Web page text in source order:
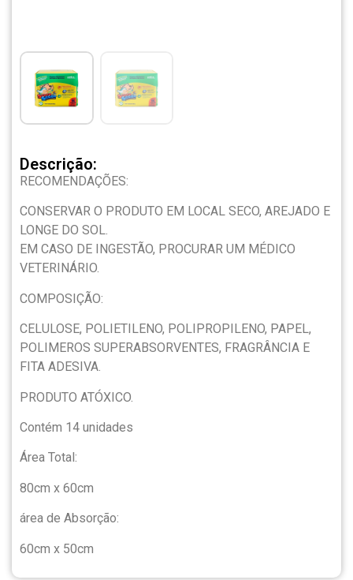
Descrição:
RECOMENDAÇÕES:
CONSERVAR O PRODUTO EM LOCAL SECO, AREJADO E
LONGE DO SOL.
EM CASO DE INGESTÃO, PROCURAR UM MÉDICO
VETERINÁRIO.
COMPOSIÇÃO:
CELULOSE, POLIETILENO, POLIPROPILENO, PAPEL,
POLIMEROS SUPERABSORVENTES, FRAGRÂNCIA E
FITA ADESIVA.
PRODUTO ATÓXICO.
Contém 14 unidades
Área Total:
80cm x 60cm
área de Absorção:
60cm x 50cm